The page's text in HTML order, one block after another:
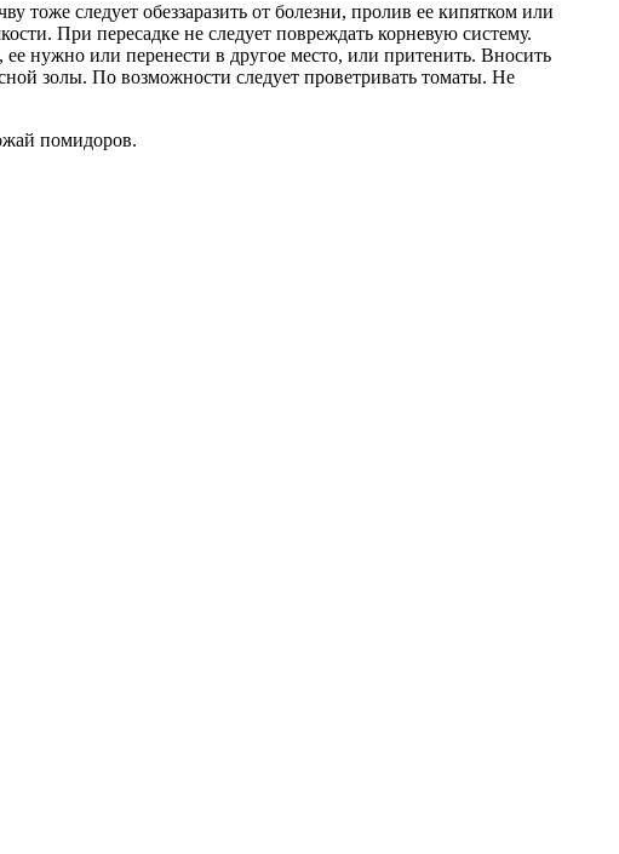
следует обеззаразить от болезни, пролив ее кипятком или
При пересадке не следует повреждать корневую систему.
нужно или перенести в другое место, или притенить. Вносить
золы. По возможности следует проветривать томаты. Не
помидоров.